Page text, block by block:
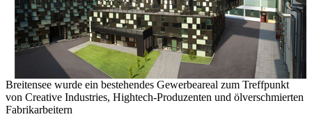
Breitensee wurde ein bestehendes Gewerbeareal zum Treffpunkt
von Creative Industries, Hightech-Produzenten und ölverschmierten
Fabrikarbeitern